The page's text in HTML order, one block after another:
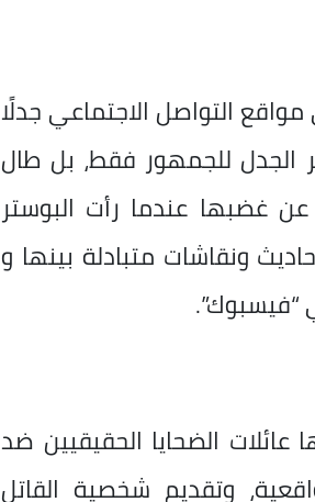
التواصل الاجتماعي جدلًا
الجدل للجمهور فقط، بل طال
غضبها عندما رأت البوستر
ونقاشات متبادلة بينها و
“فيسبوك”.
الضحايا الحقيقيين ضد
وتقديم شخصية القاتل